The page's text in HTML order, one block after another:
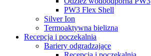
PW3 Flex Shell
Silver Ion
Termoaktywna bielizna
Recepcja i poczekalnia
Bariery odgradzające